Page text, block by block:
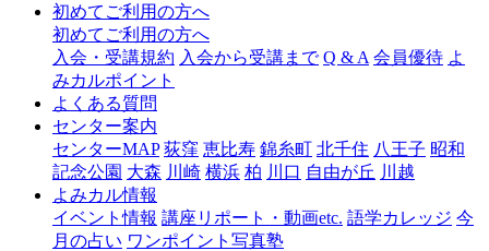
ャ
千
初めてご利用の方へ
初めてご利用の方へ
入会・受講規約 入会から受講まで Q & A 会員優待 よ
みカルポイント
よくある質問
センター案内
センターMAP 荻窪 恵比寿 錦糸町 北千住 八王子 昭和
記念公園 大森 川崎 横浜 柏 川口 自由が丘 川越
よみカル情報
イベント情報 講座リポート・動画etc. 語学カレッジ 今
月の占い ワンポイント写真塾